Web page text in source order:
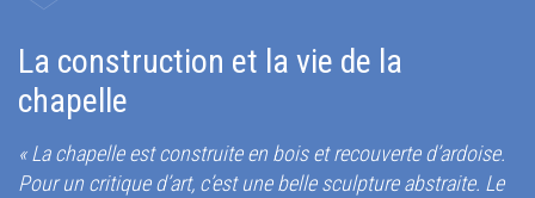
La construction et la vie de la
chapelle
« La chapelle est construite en bois et recouverte d’ardoise.
Pour un critique d’art, c’est une belle sculpture abstraite. Le